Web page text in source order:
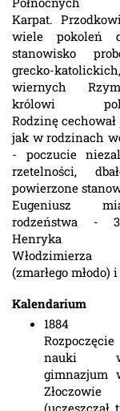
Karpat.
wiele pokoleń
stanowisko
grecko-katolickich,
wiernych
królowi
Rodzinę
jak w rodzinach
- poczucie
rzetelności,
powierzone
Eugeniusz
rodzeństwa -
Henryka
Włodzimierza
(zmarłego młodo)
Kalendarium
1884
Rozpoczęcie
nauki
gimnazjum
Złoczowie